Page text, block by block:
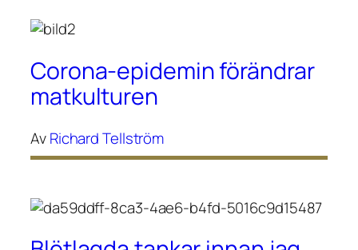
Corona-epidemin förändrar
matkulturen
AvRichard Tellström